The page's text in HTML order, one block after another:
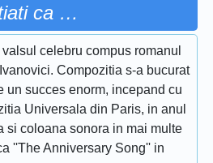
ca …
celebru compus romanul
Compozitia s-a bucurat
un succes enorm, incepand cu
Universala din Paris, in anul
si coloana sonora in mai multe
''The Anniversary Song'' in